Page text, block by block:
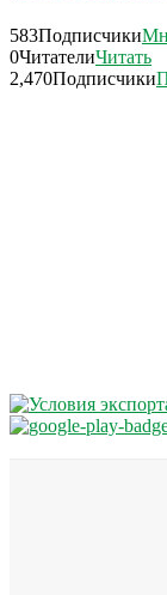
583Подписчики
0ЧитателиЧитать
2,470Подписчики